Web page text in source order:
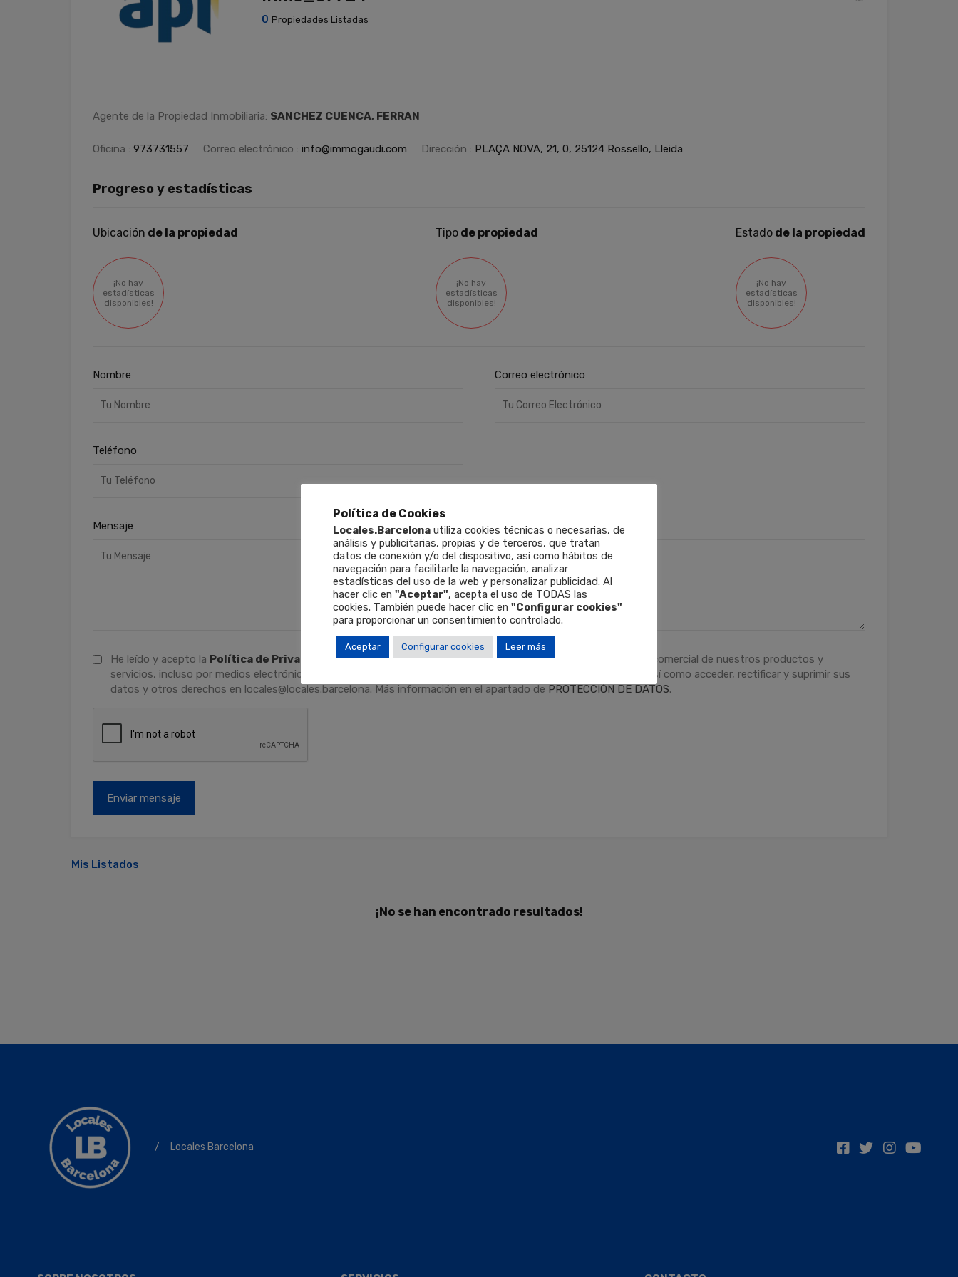
0 Propiedades Listadas
Agente de la Propiedad Inmobiliaria: SANCHEZ CUENCA, FERRAN
Oficina : 973731557 Correo electrónico : info@immogaudi.com Dirección : PLAÇA NOVA, 21, 0, 25124 Rossello, Lleida
Progreso y estadísticas
Ubicación de la propiedad
¡No hay
estadísticas
disponibles!
Tipo de propiedad
¡No hay
estadísticas
disponibles!
Estado de la propiedad
¡No hay
estadísticas
disponibles!
Nombre Correo electrónico
Teléfono
Mensaje
He leído y acepto la Política de Privacidad Finalidades: Responder a sus solicitudes y remitirle información comercial de nuestros productos y
servicios, incluso por medios electrónicos.
: Puede retirar su consentimiento en cualquier momento, así como acceder, rectificar y suprimir sus
datos y otros derechos en locales@locales.barcelona. Más información en el apartado de PROTECCIÓN DE DATOS.
Mis Listados
¡No se han encontrado resultados!
/ Locales Barcelona
Política de Cookies
Locales.Barcelona utiliza cookies técnicas o necesarias, de
análisis y publicitarias, propias y de terceros, que tratan
datos de conexión y/o del dispositivo, así como hábitos de
navegación para facilitarle la navegación, analizar
estadísticas del uso de la web y personalizar publicidad. Al
hacer clic en "Aceptar", acepta el uso de TODAS las
cookies. También puede hacer clic en "Configurar cookies"
para proporcionar un consentimiento controlado.
Aceptar Configurar cookies Leer más